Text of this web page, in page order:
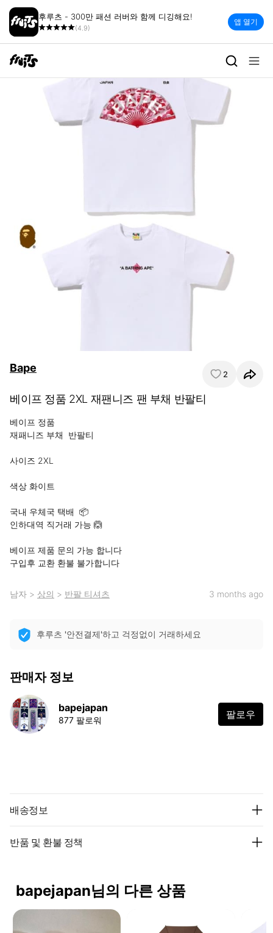
후루츠 - 300만 패션 러버와 함께 디깅해요!
(4.9)
앱 열기
Bape 2
베이프 정품 2XL 재팬니즈 팬 부채 반팔티
베이프 정품
재패니즈 부채  반팔티
사이즈 2XL
색상 화이트
국내 우체국 택배  📦
인하대역 직거래 가능 🙆
베이프 제품 문의 가능 합니다
구입후 교환 환불 불가합니다
남자 > 상의 > 반팔 티셔츠 3 months ago
후루츠 '안전결제'하고 걱정없이 거래하세요
판매자 정보
bapejapan
877 팔로워 팔로우
배송정보
반품 및 환불 정책
bapejapan님의 다른 상품